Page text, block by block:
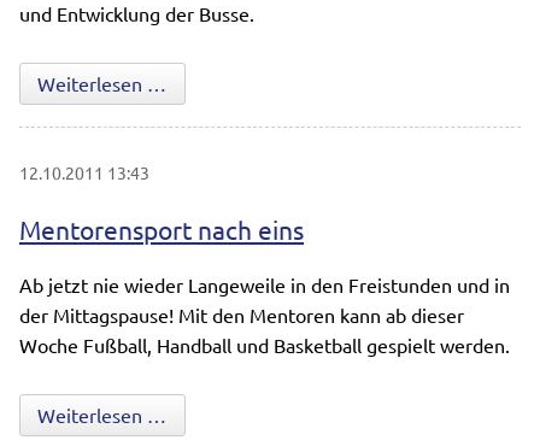
und Entwicklung der Busse.
Weiterlesen …
12.10.2011 13:43
Mentorensport nach eins
Ab jetzt nie wieder Langeweile in den Freistunden und in
der Mittagspause! Mit den Mentoren kann ab dieser
Woche Fußball, Handball und Basketball gespielt werden.
Weiterlesen …